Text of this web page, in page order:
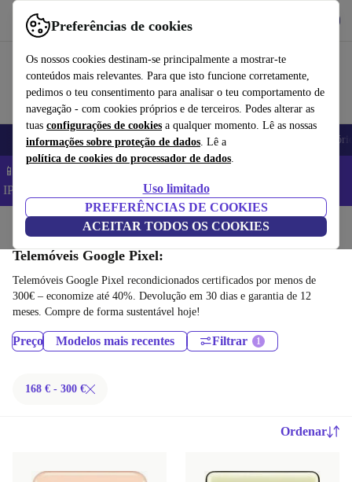
Preferências de cookies
Os nossos cookies destinam-se principalmente a mostrar-te
conteúdos mais relevantes. Para que isto funcione corretamente,
pedimos o teu consentimento para analisar o teu comportamento de
navegação - com cookies próprios e de terceiros. Podes alterar as
tuas configurações de cookies a qualquer momento. Lê as nossas
informações sobre proteção de dados. Lê a
política de cookies do processador de dados.
Uso limitado
PREFERÊNCIAS DE COOKIES
ACEITAR TODOS OS COOKIES
Use o refurbed de forma rápida e fácil
Telemóveis Computadores Portáteis Tablets
📱 Poupa 5% EXTRA em todos os iPhones – Código:
IPHONEDEAL –
Início Telemóveis e smartphones
Telemóveis Google Pixel:
Telemóveis Google Pixel recondicionados certificados por menos de
300€ – economize até 40%. Devolução em 30 dias e garantia de 12
meses. Compre de forma sustentável hoje!
Preço Modelos mais recentes Filtrar
168 € - 300 €
Ordenar